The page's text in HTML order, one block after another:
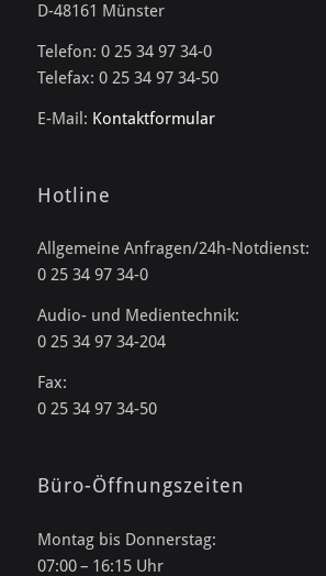
D-48161 Münster
Telefon: 0 25 34 97 34-0
Telefax: 0 25 34 97 34-50
E-Mail: Kontaktformular
Hotline
Allgemeine Anfragen/24h-Notdienst:
0 25 34 97 34-0
Audio- und Medientechnik:
0 25 34 97 34-204
Fax:
0 25 34 97 34-50
Büro-Öffnungszeiten
Montag bis Donnerstag:
07:00 – 16:15 Uhr